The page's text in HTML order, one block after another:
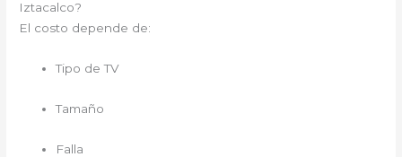
Iztacalco?
El costo depende de:
Tipo de TV
Tamaño
Falla